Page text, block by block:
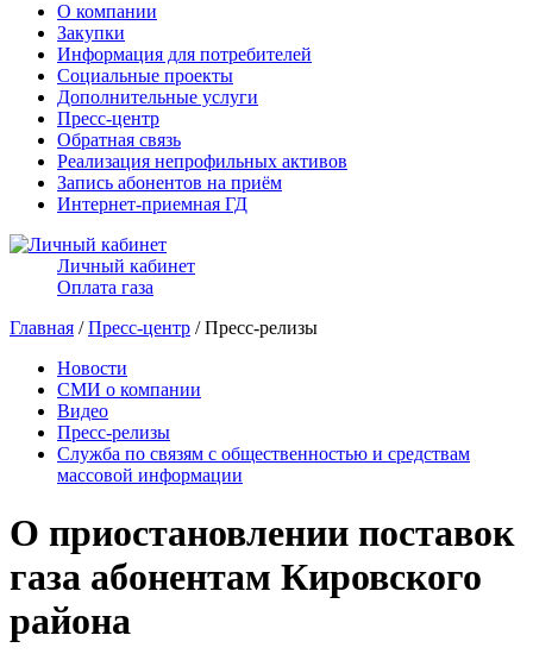
О компании
Закупки
Информация для потребителей
Социальные проекты
Дополнительные услуги
Пресс-центр
Обратная связь
Реализация непрофильных активов
Запись абонентов на приём
Интернет-приемная ГД
Личный кабинет
Оплата газа
Главная /Пресс-центр / Пресс-релизы
Новости
СМИ о компании
Видео
Пресс-релизы
Служба по связям с общественностью и средствам
массовой информации
О приостановлении поставок
газа абонентам Кировского
района